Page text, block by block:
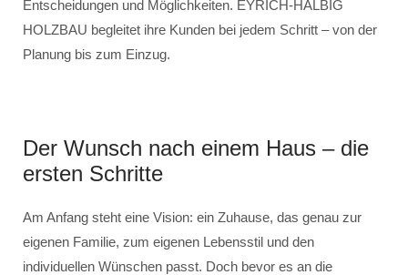
Entscheidungen und Möglichkeiten. EYRICH-HALBIG
HOLZBAU begleitet ihre Kunden bei jedem Schritt – von der
Planung bis zum Einzug.
Der Wunsch nach einem Haus – die
ersten Schritte
Am Anfang steht eine Vision: ein Zuhause, das genau zur
eigenen Familie, zum eigenen Lebensstil und den
individuellen Wünschen passt. Doch bevor es an die